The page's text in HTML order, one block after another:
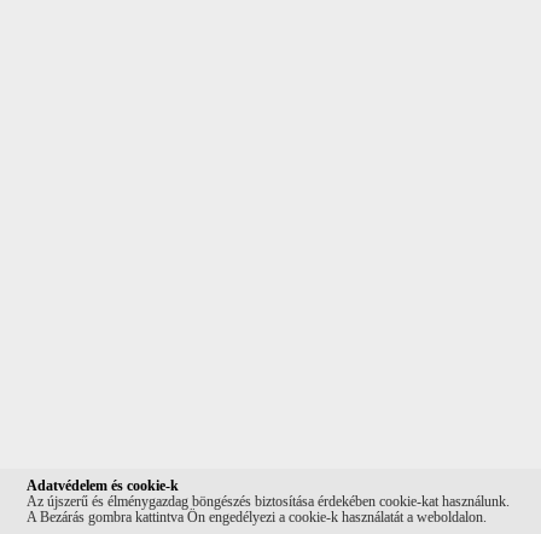
Adatvédelem és cookie-k
Az újszerű és élménygazdag böngészés biztosítása érdekében cookie-kat használunk.
A Bezárás gombra kattintva Ön engedélyezi a cookie-k használatát a weboldalon.